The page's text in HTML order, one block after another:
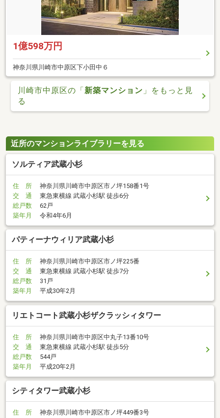
1億598万円
神奈川県川崎市中原区下小田中６
川崎市中原区の「新築マンション 」をもっと見
る
近所のマンションライブラリーを見る
ソルティア武蔵小杉
住 所
神奈川県川崎市中原区市ノ坪158番1号
交 通
東急東横線 武蔵小杉駅 徒歩6分
総戸数
62戸
築年月
令和4年6月
パティーナウィリア武蔵小杉
住 所
神奈川県川崎市中原区市ノ坪225番
交 通
東急東横線 武蔵小杉駅 徒歩7分
総戸数
31戸
築年月
平成30年2月
リエトコート武蔵小杉ザクラッシィタワー
住 所
神奈川県川崎市中原区中丸子13番10号
交 通
東急東横線 武蔵小杉駅 徒歩5分
総戸数
544戸
築年月
平成20年2月
シティタワー武蔵小杉
住 所
神奈川県川崎市中原区市ノ坪449番3号